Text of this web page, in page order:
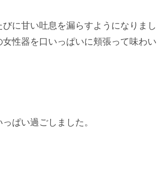
に甘い吐息を漏らすようになりまし
性器を口いっぱいに頬張って味わい
ぱい過ごしました。